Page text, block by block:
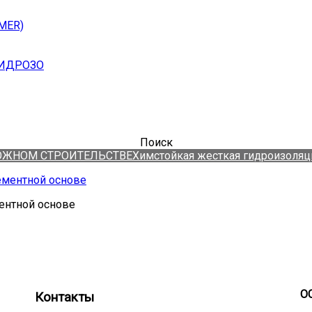
Поиск
СТРОИТЕЛЬСТВЕХимстойкая жесткая
основе
Контакты